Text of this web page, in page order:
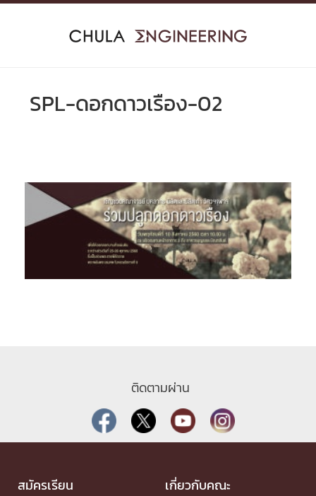
Skip
SPL-ดอกดาวเรือง-02
ติดตามผ่าน
สมัครเรียน เกี่ยวกับคณะ